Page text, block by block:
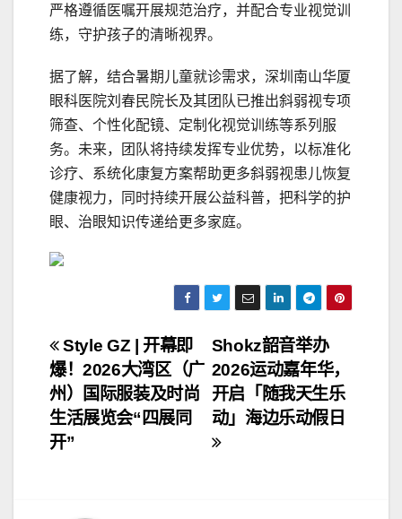
严格遵循医嘱开展规范治疗，并配合专业视觉训
练，守护孩子的清晰视界。
据了解，结合暑期儿童就诊需求，深圳南山华厦
眼科医院刘春民院长及其团队已推出斜弱视专项
筛查、个性化配镜、定制化视觉训练等系列服
务。未来，团队将持续发挥专业优势，以标准化
诊疗、系统化康复方案帮助更多斜弱视患儿恢复
健康视力，同时持续开展公益科普，把科学的护
眼、治眼知识传递给更多家庭。
文
章
导
Shokz韶音举办
2026运动嘉年华，
开启「随我天生乐
动」海边乐动假日
Style GZ | 开幕即
爆！2026大湾区（广
州）国际服装及时尚
生活展览会“四展同
开”